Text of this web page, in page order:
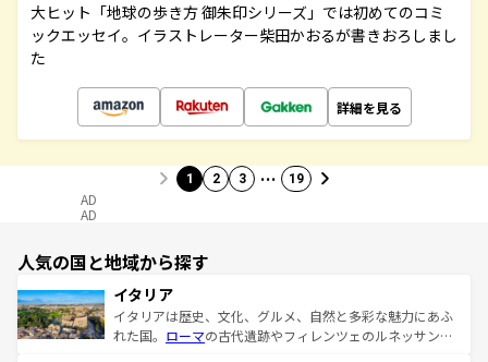
大ヒット「地球の歩き方 御朱印シリーズ」では初めてのコミ
ックエッセイ。イラストレーター柴田かおるが書きおろしまし
た
詳細を見る
1 2 3 … 19
AD
AD
人気の国と地域から探す
イタリア
イタリアは歴史、文化、グルメ、自然と多彩な魅力にあふ
れた国。 ローマの古代遺跡やフィレンツェのルネッサンス